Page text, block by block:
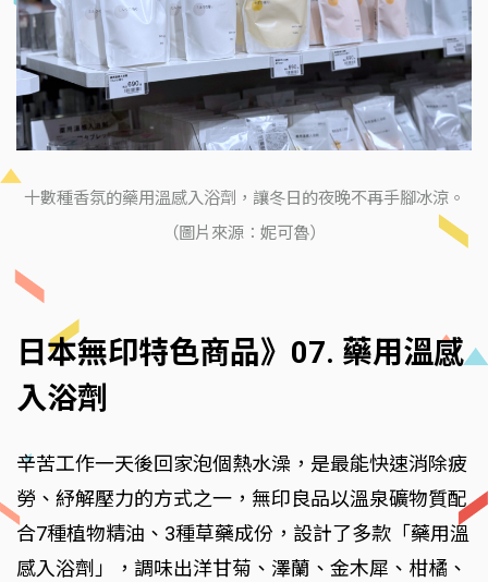
十數種香氛的藥用溫感入浴劑，讓冬日的夜晚不再手腳冰涼。
（圖片來源：妮可魯）
日本無印特色商品》07. 藥用溫感
入浴劑
辛苦工作一天後回家泡個熱水澡，是最能快速消除疲
勞、紓解壓力的方式之一，無印良品以溫泉礦物質配
合7種植物精油、3種草藥成份，設計了多款「藥用溫
感入浴劑」，調味出洋甘菊、澤蘭、金木犀、柑橘、